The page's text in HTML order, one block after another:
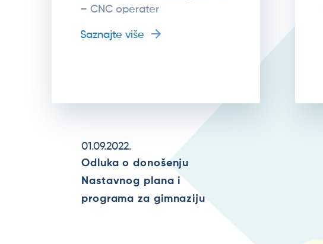
– CNC operater
Saznajte više
01.09.2022.
Odluka o donošenju
Nastavnog plana i
programa za gimnaziju